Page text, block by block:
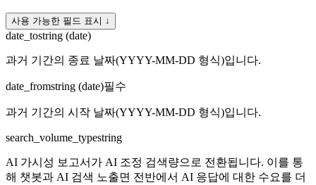
사용 가능한 필드 표시 ↓
date_tostring (date)
과거 기간의 종료 날짜(YYYY-MM-DD 형식)입니다.
date_fromstring (date)필수
과거 기간의 시작 날짜(YYYY-MM-DD 형식)입니다.
search_volume_typestring
AI 가시성 보고서가 AI 조정 검색량으로 전환됩니다. 이를 통
해 챗봇과 AI 검색 노출면 전반에서 AI 응답에 대한 수요를 더